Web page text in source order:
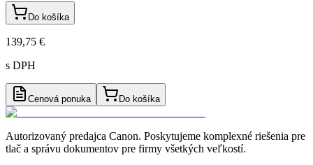
Do košíka
139,75 €
s DPH
Cenová ponuka Do košíka
Autorizovaný predajca Canon. Poskytujeme komplexné riešenia pre
tlač a správu dokumentov pre firmy všetkých veľkostí.